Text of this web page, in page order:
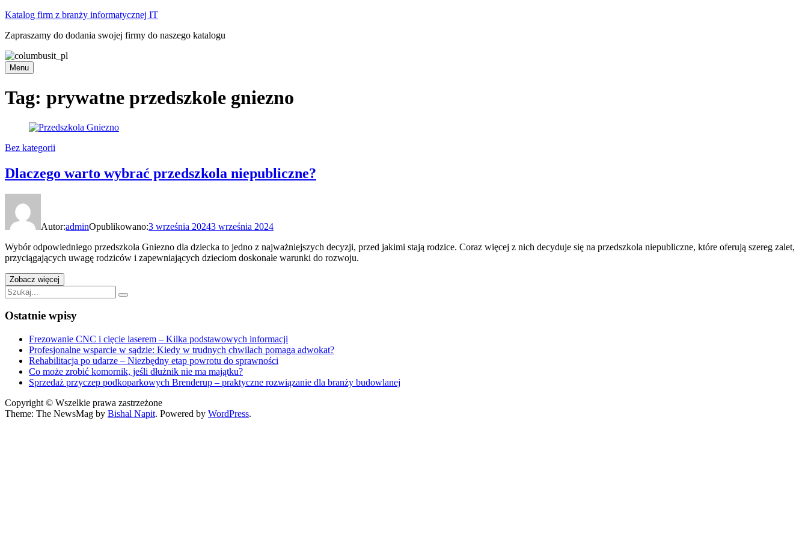
Skip
content
Katalog firm z branży informatycznej IT
Zapraszamy do dodania swojej firmy do naszego katalogu
Menu
Tag: prywatne przedszkole gniezno
Bez kategorii
Dlaczego warto wybrać przedszkola niepubliczne?
Autor:adminOpublikowano:3 września 20243 września 2024
Wybór odpowiedniego przedszkola Gniezno dla dziecka to jedno z najważniejszych decyzji, przed jakimi stają rodzice. Coraz więcej z nich decyduje się na przedszkola niepubliczne, które oferują szereg zalet,
przyciągających uwagę rodziców i zapewniających dzieciom doskonałe warunki do rozwoju.
Zobacz więcej "Dlaczego
warto
wybrać
przedszkola
niepubliczne?"
Szukaj:
Ostatnie wpisy
Frezowanie CNC i cięcie laserem – Kilka podstawowych informacji
Profesjonalne wsparcie w sądzie: Kiedy w trudnych chwilach pomaga adwokat?
Rehabilitacja po udarze – Niezbędny etap powrotu do sprawności
Co może zrobić komornik, jeśli dłużnik nie ma majątku?
Sprzedaż przyczep podkoparkowych Brenderup – praktyczne rozwiązanie dla branży budowlanej
Copyright © Wszelkie prawa zastrzeżone
Theme: The NewsMag by Bishal Napit. Powered by WordPress.